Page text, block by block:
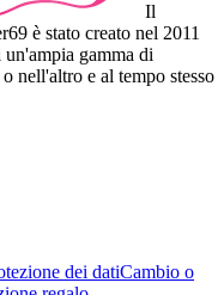
Il
è stato creato nel 2011
gamma di
nell'altro e al tempo stesso
dei datiCambio o